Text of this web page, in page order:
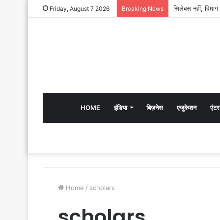
Friday, August 7 2026 Breaking News
HOME इंडिया बिज़नेस एजुकेशन
Home / scholars